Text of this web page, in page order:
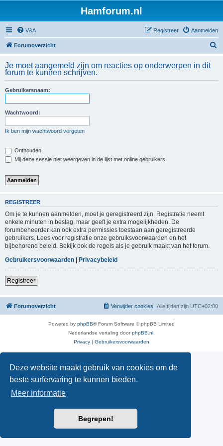
Deze website maakt gebruik van cookies om de
beste surfervaring te kunnen bieden.
Meer informatie
Begrepen!
Hamforum.nl
V&A Aanmelden
Registreer
Forumoverzicht
k
Je moet aangemeld zijn om reacties op onderwerpen in dit
forum te kunnen schrijven.
Gebruikersnaam:
Wachtwoord:
Ik ben mijn wachtwoord vergeten
Onthouden
Mij deze sessie niet weergeven in de lijst met online gebruikers
REGISTREER
Om je te kunnen aanmelden, moet je geregistreerd zijn. Registratie neemt
enkele minuten in beslag, maar geeft je extra mogelijkheden. De
forumbeheerder kan ook extra permissies toestaan aan geregistreerde
gebruikers. Lees voor registratie onze gebruiksvoorwaarden en het
bijbehorend beleid. Bekijk ook de regels als je gebruik maakt van het forum.
Gebruikersvoorwaarden | Privacybeleid
Registreer
Forumoverzicht Alle tijden zijn UTC+02:00
Verwijder cookies
Powered by phpBB® Forum Software © phpBB Limited
Nederlandse vertaling doorphpBB.nl
Privacy | Gebruikersvoorwaarden